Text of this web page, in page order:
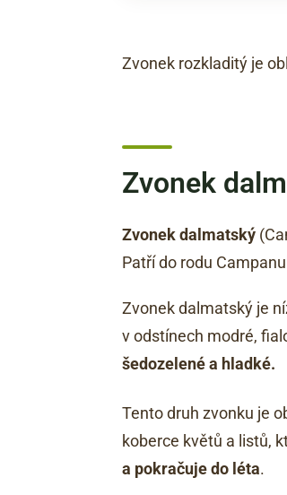
Zvonek rozkladitý je
Zvonek
Zvonek dalmatský
Patří do rodu
Zvonek dalmatský je
v odstínech modré,
šedozelené a hladké.
Tento druh zvonku je
koberce květů a listů,
a pokračuje do léta.